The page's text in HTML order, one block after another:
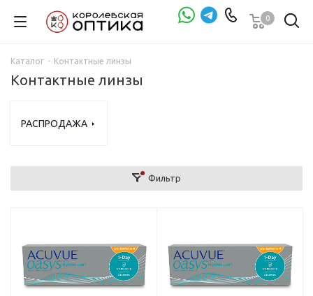
0
Каталог - Контактные линзы
Контактные линзы
РАСПРОДАЖА
Фильтр